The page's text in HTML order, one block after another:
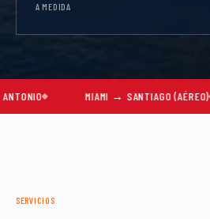
A MEDIDA
MIAMI → SANTIAGO (AÉREO)
SERVICIOS